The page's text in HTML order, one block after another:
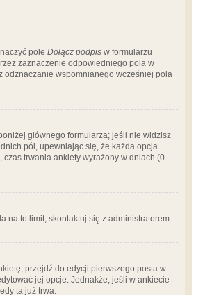
pole Dołącz podpis w formularzu
zaznaczenie odpowiedniego pola w
odznaczanie wspomnianego wcześniej pola
głównego formularza; jeśli nie widzisz
pól, upewniając się, że każda opcja
trwania ankiety wyrażony w dniach (0
na to limit, skontaktuj się z administratorem.
przejdź do edycji pierwszego posta w
jej opcje. Jednakże, jeśli w ankiecie
ta już trwa.